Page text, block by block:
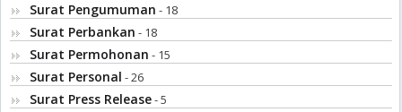
Surat Pengumuman - 18
Surat Perbankan - 18
Surat Permohonan - 15
Surat Personal - 26
Surat Press Release- 5